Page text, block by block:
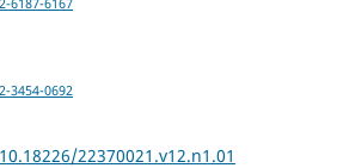
6187-6167
3454-0692
22370021.v12.n1.01